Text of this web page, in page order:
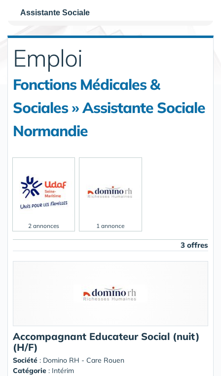
Assistante Sociale
Emploi
Fonctions Médicales &
Sociales » Assistante Sociale
Normandie
2 annonces 1 annonce
3 offres
Accompagnant Educateur Social (nuit)
(H/F)
Société : Domino RH - Care Rouen
Catégorie : Intérim